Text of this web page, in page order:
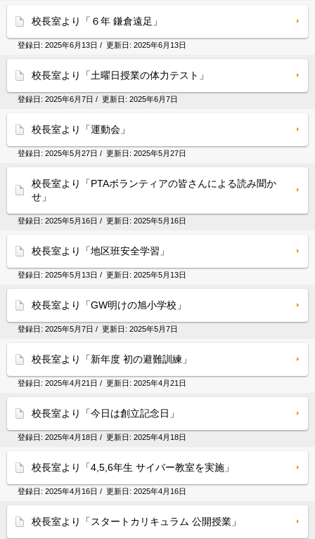
校長室より「６年 鎌倉遠足」
登録日: 2025年6月13日 / 更新日: 2025年6月13日
校長室より「土曜日授業の体力テスト」
登録日: 2025年6月7日 / 更新日: 2025年6月7日
校長室より「運動会」
登録日: 2025年5月27日 / 更新日: 2025年5月27日
校長室より「PTAボランティアの皆さんによる読み聞か
せ」
登録日: 2025年5月16日 / 更新日: 2025年5月16日
校長室より「地区班安全学習」
登録日: 2025年5月13日 / 更新日: 2025年5月13日
校長室より「GW明けの旭小学校」
登録日: 2025年5月7日 / 更新日: 2025年5月7日
校長室より「新年度 初の避難訓練」
登録日: 2025年4月21日 / 更新日: 2025年4月21日
校長室より「今日は創立記念日」
登録日: 2025年4月18日 / 更新日: 2025年4月18日
校長室より「4,5,6年生 サイバー教室を実施」
登録日: 2025年4月16日 / 更新日: 2025年4月16日
校長室より「スタートカリキュラム 公開授業」